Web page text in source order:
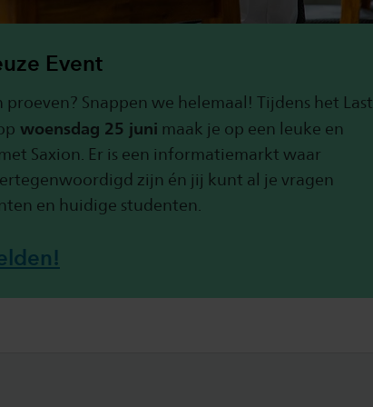
Event
Snappen we helemaal! Tijdens het Last
woensdag 25 juni maak je op een leuke en
Saxion. Er is een informatiemarkt waar
zijn én jij kunt al je vragen
en huidige studenten.